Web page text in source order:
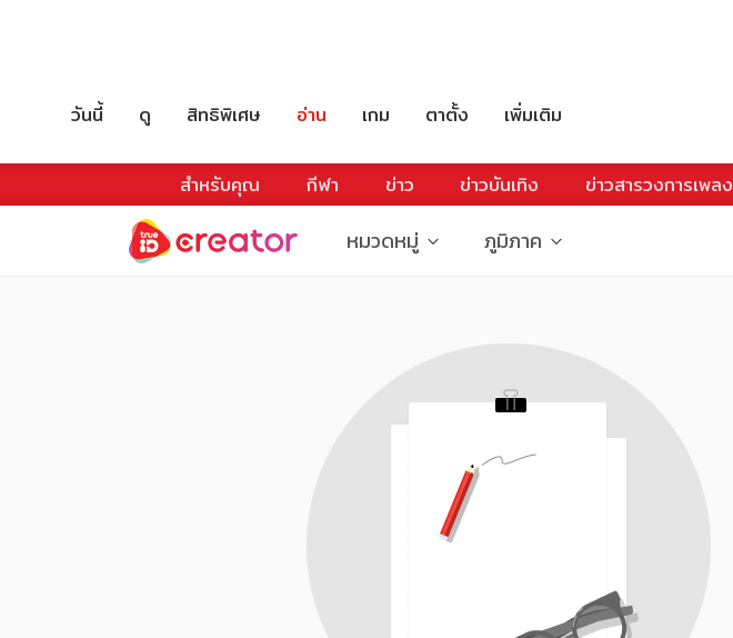
วันนี้ ดู สิทธิพิเศษ อ่าน เกม ตาตั้ง เพิ่มเติม
สำหรับคุณ กีฬา ข่าว ข่าวบันเทิง ข่าวสารวงการเพลง
หมวดหมู่ ภูมิภาค